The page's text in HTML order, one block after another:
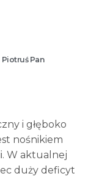
Piotruś Pan
i głęboko
nośnikiem
W aktualnej
duży deficyt